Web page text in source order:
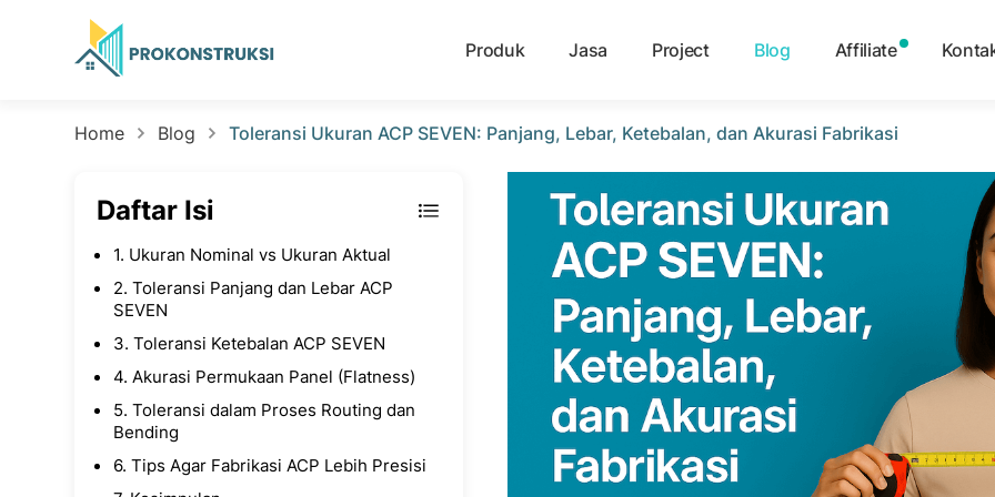
Produk Jasa Project Blog Affiliate
Home Blog Toleransi Ukuran ACP SEVEN: Panjang, Lebar, Ketebalan, dan Akurasi Fabrikasi
Daftar Isi
1. Ukuran Nominal vs Ukuran Aktual
2. Toleransi Panjang dan Lebar ACP
SEVEN
3. Toleransi Ketebalan ACP SEVEN
4. Akurasi Permukaan Panel (Flatness)
5. Toleransi dalam Proses Routing dan
Bending
6. Tips Agar Fabrikasi ACP Lebih Presisi